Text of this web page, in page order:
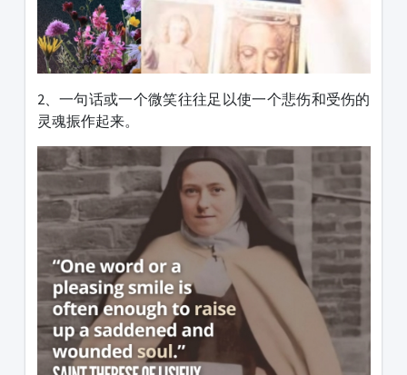
2、一句话或一个微笑往往足以使一个悲伤和受伤的
灵魂振作起来。